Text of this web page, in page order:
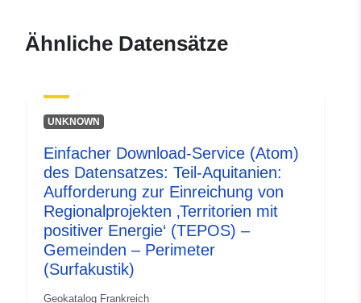
8f8e-49e5-b8b4-
4f21-a844-795c3a558d7d
Typ:
Ressource:
http://inspire.ec.europa.eu/
codelist/ResourceType/services
Ähnliche Datensätze
UNKNOWN
Einfacher Download-Service (Atom)
des Datensatzes: Teil-Aquitanien:
Aufforderung zur Einreichung von
Regionalprojekten ‚Territorien mit
positiver Energie‘ (TEPOS) –
Gemeinden – Perimeter
(Surfakustik)
Geokatalog Frankreich